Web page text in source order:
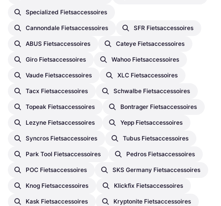
Specialized Fietsaccessoires
Cannondale Fietsaccessoires SFR Fietsaccessoires
ABUS Fietsaccessoires Cateye Fietsaccessoires
Giro Fietsaccessoires Wahoo Fietsaccessoires
Vaude Fietsaccessoires XLC Fietsaccessoires
Tacx Fietsaccessoires Schwalbe Fietsaccessoires
Topeak Fietsaccessoires Bontrager Fietsaccessoires
Lezyne Fietsaccessoires Yepp Fietsaccessoires
Syncros Fietsaccessoires Tubus Fietsaccessoires
Park Tool Fietsaccessoires Pedros Fietsaccessoires
POC Fietsaccessoires SKS Germany Fietsaccessoires
Knog Fietsaccessoires Klickfix Fietsaccessoires
Kask Fietsaccessoires Kryptonite Fietsaccessoires